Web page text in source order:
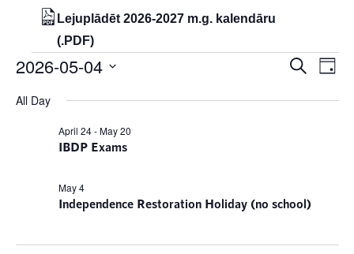
Lejuplādēt 2026-2027 m.g. kalendāru
(.PDF)
Notikumi
for
04/05/2026
Meklēt
Day
2026-05-04
All Day
IBDP Exams
April 24-May 20
Independence Restoration Holiday (no school)
May 4